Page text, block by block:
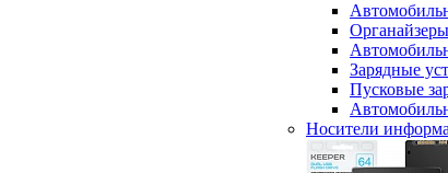
Органайзеры
Зарядные
Пусковые
Носители